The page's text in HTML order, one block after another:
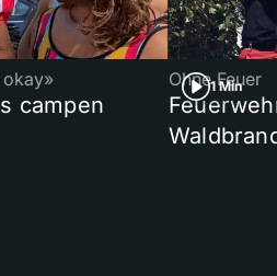
campen
1 Min
Ohne Feuer